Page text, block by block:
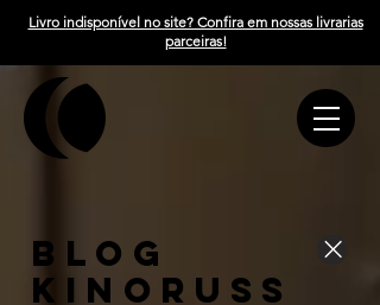
Livro indisponível no site? Confira em nossas livrarias
parceiras!
BLOG
KINORUSS